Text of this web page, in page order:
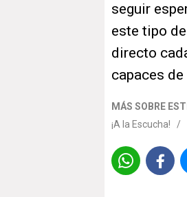
seguir
este tipo
directo
capaces de
MÁS SOBRE
¡A la Escucha!
/